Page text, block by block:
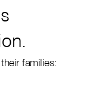
families: